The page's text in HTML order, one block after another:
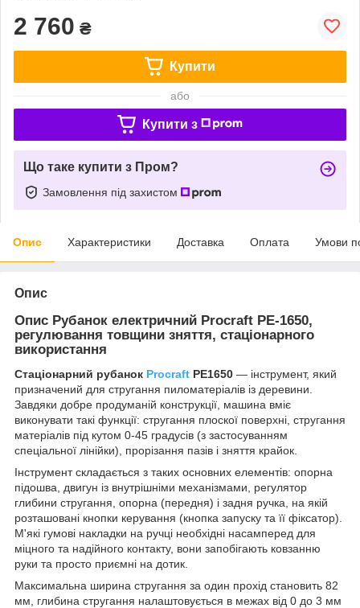
2 760 ₴
Купити
або
Купити з
Що таке купити з Пром?
Замовлення під захистом
Опис Характеристики Доставка Оплата Умови
Опис
Опис Рубанок електричний Procraft PE-1650,
регулювання товщини зняття, стаціонарного
використання
Стаціонарний рубанок Procraft PE1650 — інструмент, який
призначений для стругання пиломатеріалів із деревини.
Завдяки добре продуманій конструкції, машина вміє
виконувати такі функції: стругання плоскої поверхні, стругання
матеріалів під кутом 0-45 градусів (з застосуванням
спеціальної лінійки), прорізання пазів і зняття крайок.
Інструмент складається з таких основних елементів: опорна
підошва, двигун із внутрішніми механізмами, регулятор
глибини стругання, опорна (передня) і задня ручка, на якій
розташовані кнопки керування (кнопка запуску та її фіксатор).
М'які гумові накладки на ручці необхідні насамперед для
міцного та надійного контакту, вони запобігають ковзанню
руки та просто приємні на дотик.
Максимальна ширина стругання за один прохід становить 82
мм, глибина стругання налаштовується в межах від 0 до 3 мм